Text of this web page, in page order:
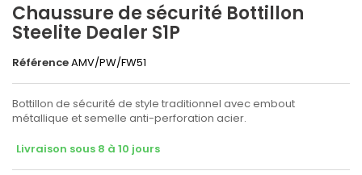
Chaussure de sécurité Bottillon
Steelite Dealer S1P
RéférenceAMV/PW/FW51
Bottillon de sécurité de style traditionnel avec embout
métallique et semelle anti-perforation acier.
Livraison sous 8 à 10 jours